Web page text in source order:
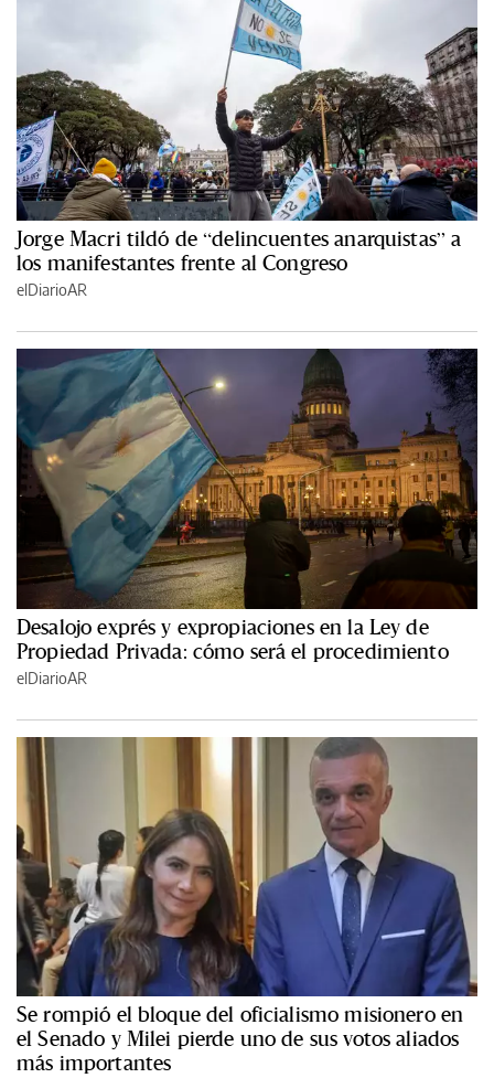
Jorge Macri tildó de “delincuentes anarquistas” a
los manifestantes frente al Congreso
elDiarioAR
Desalojo exprés y expropiaciones en la Ley de
Propiedad Privada: cómo será el procedimiento
elDiarioAR
Se rompió el bloque del oficialismo misionero en
el Senado y Milei pierde uno de sus votos aliados
más importantes